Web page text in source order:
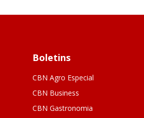
Boletins
CBN Agro Especial
CBN Business
CBN Gastronomia